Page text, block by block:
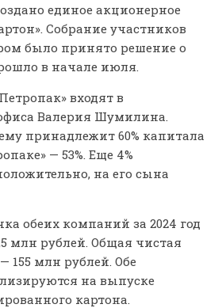
единое акционерное
Собрание участников
было принято решение о
в начале июля.
входят в
Валерия Шумилина.
принадлежит 60% капитала
— 53%. Еще 4%
на его сына
обеих компаний за 2024 год
млн рублей. Общая чистая
155 млн рублей. Обе
на выпуске
картона.